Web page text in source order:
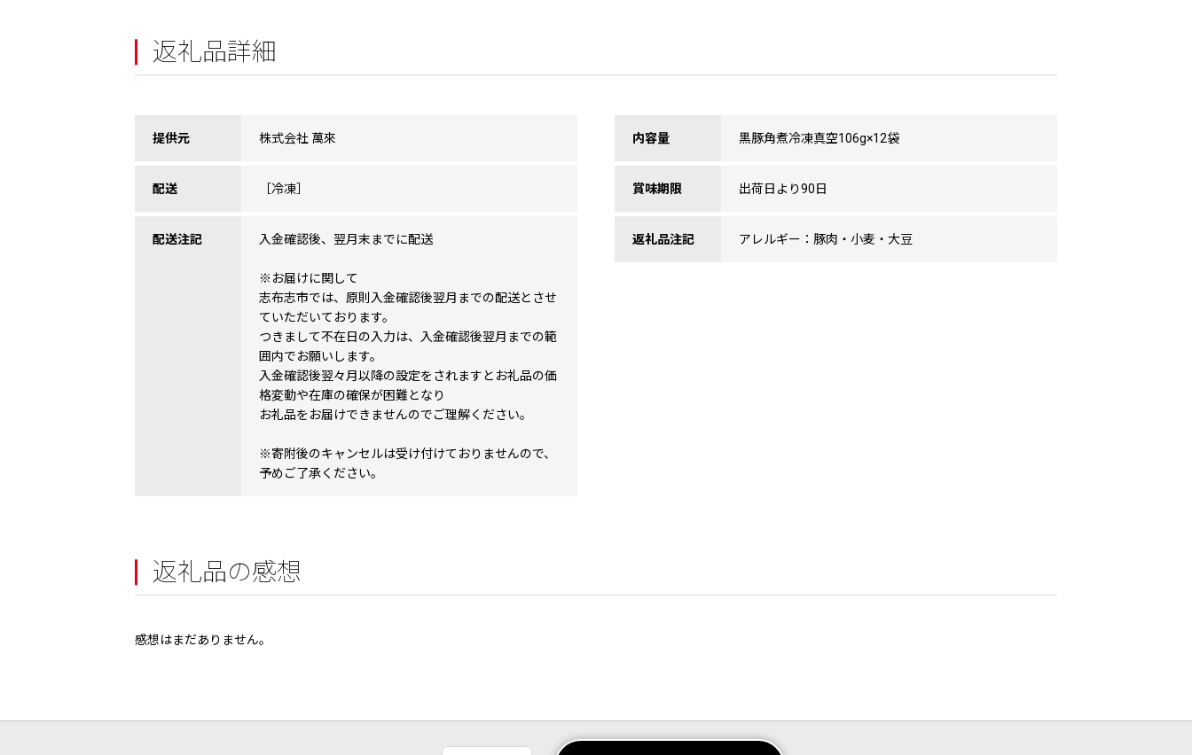
返礼品詳細
提供元 株式会社 萬來
配送 ［冷凍］
配送注記 入金確認後、翌月末までに配送
※お届けに関して
志布志市では、原則入金確認後翌月までの配送とさせ
ていただいております。
つきまして不在日の入力は、入金確認後翌月までの範
囲内でお願いします。
入金確認後翌々月以降の設定をされますとお礼品の価
格変動や在庫の確保が困難となり
お礼品をお届けできませんのでご理解ください。
※寄附後のキャンセルは受け付けておりませんので、
予めご了承ください。
内容量 黒豚角煮冷凍真空106g×12袋
賞味期限 出荷日より90日
返礼品注記 アレルギー：豚肉・小麦・大豆
返礼品の感想
感想はまだありません。